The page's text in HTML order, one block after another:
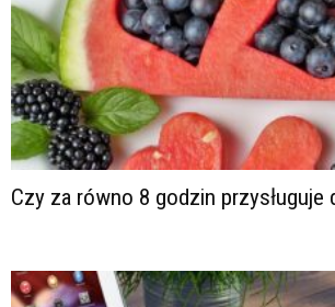
Czy za równo 8 godzin przysługuje